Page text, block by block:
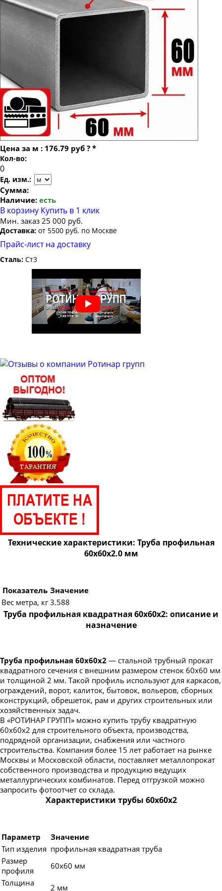
Труба профильная 100х100
Труба профильная 120х120
Труба профильная 140х140
Труба профильная 150х150
Труба профильная 160х160
Труба профильная 180х180
Труба профильная 200х200
Труба профильная 250х250
Труба профильная 300х300
Труба профильная 400х400
Цена за м : 176.79 руб ? *
Кол-во:
Ед. изм.:
Сумма:
Наличие: есть
В корзину Купить в 1 клик
Мин. заказ 25 000 руб.
Доставка: от 5500 руб. по Москве
Прайс-лист на доставку
Сталь: Ст3
Технические характеристики: Труба профильная
60х60х2.0 мм
Показатель Значение
Вес метра, кг 3.588
Труба профильная квадратная 60х60х2: описание и
назначение
Труба профильная 60х60х2 — стальной трубный прокат
квадратного сечения с внешним размером стенок 60х60 мм
и толщиной 2 мм. Такой профиль используют для каркасов,
ограждений, ворот, калиток, бытовок, вольеров, сборных
конструкций, обрешеток, рам и других строительных или
хозяйственных задач.
В «РОТИНАР ГРУПП» можно купить трубу квадратную
60х60х2 для строительного объекта, производства,
подрядной организации, снабжения или частного
строительства. Компания более 15 лет работает на рынке
Москвы и Московской области, поставляет металлопрокат
собственного производства и продукцию ведущих
металлургических комбинатов. Перед отгрузкой можно
запросить фотоотчет со склада.
Характеристики трубы 60х60х2
Параметр
Значение
Тип изделия профильная квадратная труба
Размер
профиля
60х60 мм
Толщина
2 мм